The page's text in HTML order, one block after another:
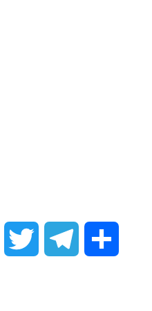
Facebook Twitter Telegram